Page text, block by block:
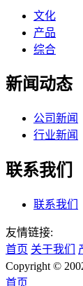
文化
产品
综合
新闻动态
公司新闻
行业新闻
联系我们
联系我们
友情链接:
首页 关于我们
Copyright ©
首页